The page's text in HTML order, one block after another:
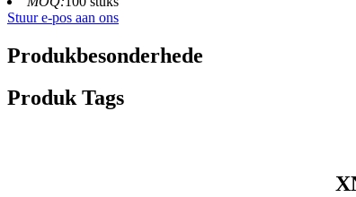
Stuur e-pos aan ons
Produkbesonderhede
Produk Tags